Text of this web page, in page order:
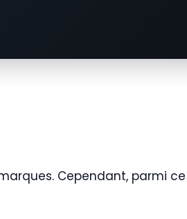
Cependant, parmi